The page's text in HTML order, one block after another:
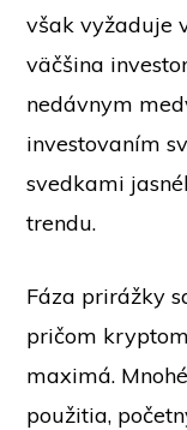
však vyžaduje
väčšina
nedávnym
investovaním
svedkami
trendu.
Fáza prirážky
pričom
maximá.
použitia,